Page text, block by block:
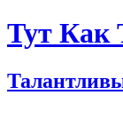
Тут Как